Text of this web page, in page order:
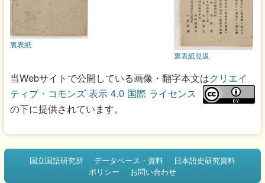
裏表紙見返
裏表紙
当Webサイトで公開している画像・翻字本文はクリエイ
ティブ・コモンズ 表示 4.0 国際 ライセンス
の下に提供されています。
国立国語研究所 データベース・資料
日本語史研究資料
ポリシー
お問い合わせ